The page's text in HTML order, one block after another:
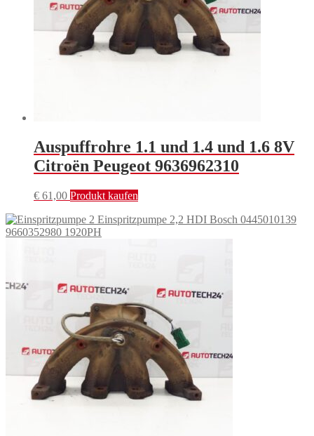
Auspuffrohre 1.1 und 1.4 und 1.6 8V
Citroën Peugeot 9636962310
€ 61,00 Produkt kaufen
Einspritzpumpe 2,2 HDI Bosch 0445010139
9660352980 1920PH